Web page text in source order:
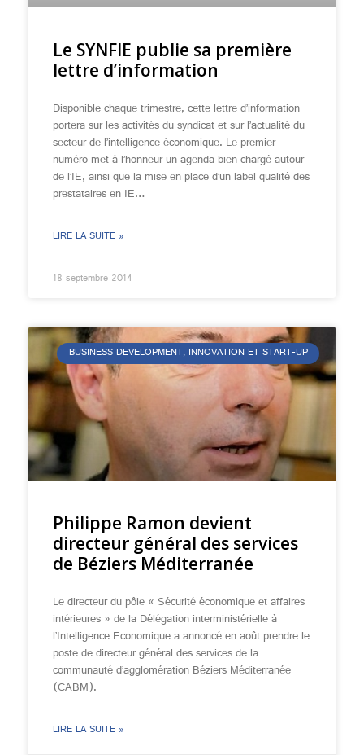
Le SYNFIE publie sa première
lettre d’information
Disponible chaque trimestre, cette lettre d’information
portera sur les activités du syndicat et sur l’actualité du
secteur de l’intelligence économique. Le premier
numéro met à l’honneur un agenda bien chargé autour
de l’IE, ainsi que la mise en place d’un label qualité des
prestataires en IE…
LIRE LA SUITE »
18 septembre 2014
BUSINESS DEVELOPMENT, INNOVATION ET START-UP
Philippe Ramon devient
directeur général des services
de Béziers Méditerranée
Le directeur du pôle « Sécurité économique et affaires
intérieures » de la Délégation interministérielle à
l’Intelligence Economique a annoncé en août prendre le
poste de directeur général des services de la
communauté d’agglomération Béziers Méditerranée
(CABM).
LIRE LA SUITE »